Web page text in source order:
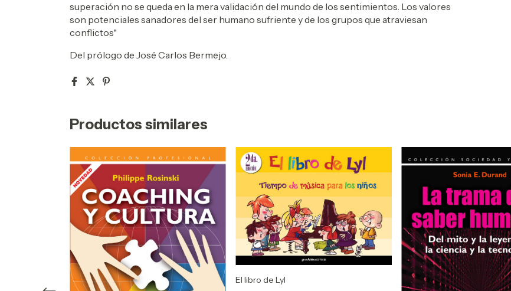
superación no se queda en la mera validación del mundo de los sentimientos. Los valores
son potenciales sanadores del ser humano sufriente y de los grupos que atraviesan
conflictos"
Del prólogo de José Carlos Bermejo.
Productos similares
El libro de Lyl